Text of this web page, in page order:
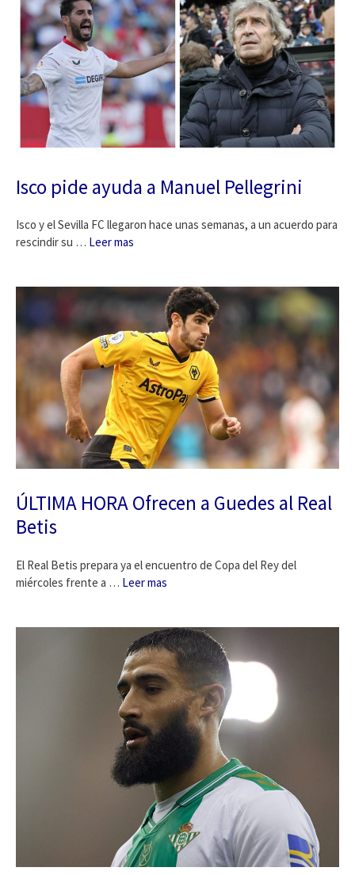
Isco pide ayuda a Manuel Pellegrini
Isco y el Sevilla FC llegaron hace unas semanas, a un acuerdo para
rescindir su … Leer mas
ÚLTIMA HORA Ofrecen a Guedes al Real
Betis
El Real Betis prepara ya el encuentro de Copa del Rey del
miércoles frente a … Leer mas